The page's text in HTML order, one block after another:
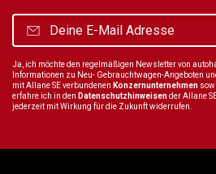
Ja, ich möchte den regelmäßigen Newsletter von
Informationen zu Neu- Gebrauchtwagen-Angeboten
mit Allane SE verbundenen Konzernunternehmen
erfahre ich in den Datenschutzhinweisender Allane
jederzeit mit Wirkung für die Zukunft widerrufen.